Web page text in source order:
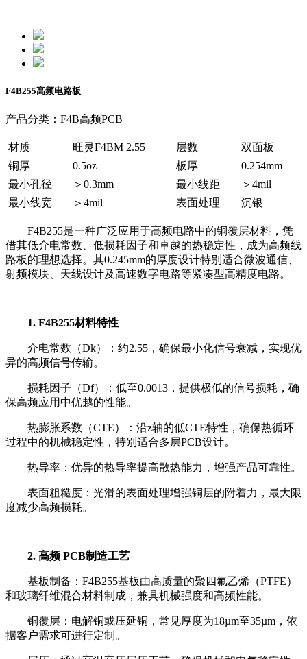
F4B255高频电路板
产品分类：F4B高频PCB
材质 旺灵F4BM 2.55 层数
双面板
铜厚
0.5oz 板厚
0.254mm
最小孔径
＞0.3mm 最小线距
＞4mil
最小线宽
＞4mil 表面处理 沉银
F4B255是一种广泛应用于高频电路中的铜覆层材料，凭
借其低介电常数、低损耗因子和卓越的热稳定性，成为高频线
路板的理想选择。其0.245mm的厚度设计特别适合微波通信、
射频模块、天线设计及高速数字电路等紧凑型高精度电路。
1. F4B255材料特性
介电常数（Dk）：约2.55，确保最小化信号衰减，实现优
异的高频信号传输。
损耗因子（Df）：低至0.0013，提供极低的信号损耗，确
保高频应用中优越的性能。
热膨胀系数（CTE）：沿z轴的低CTE特性，确保热循环
过程中的机械稳定性，特别适合多层PCB设计。
热导率：优异的热导率提高散热能力，增强产品可靠性。
表面粗糙度：光滑的表面处理增强铜层的附着力，最大限
度减少高频损耗。
2. 高频 PCB制造工艺
基板制备：F4B255基板由高质量的聚四氟乙烯（PTFE）
和玻璃纤维混合材料制成，兼具机械强度和高频性能。
铜覆层：电解铜或压延铜，常见厚度为18µm至35µm，依
据客户需求可进行定制。